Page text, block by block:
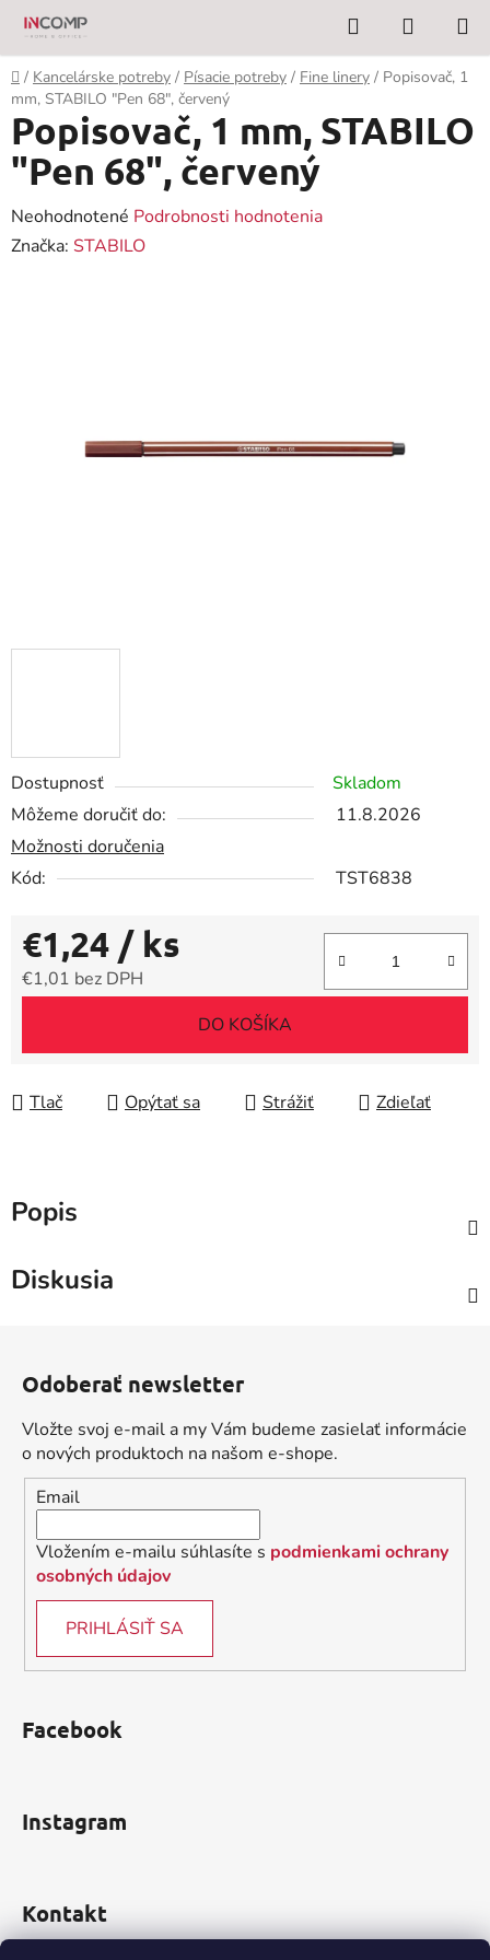
Prejsť
obsah
Hľadať
KOŠÍK
Domov
/ Kancelárske potreby / Písacie potreby / Fine linery / Popisovač, 1
mm, STABILO "Pen 68", červený
Dostupnosť
Skladom
Môžeme doručiť do:
11.8.2026
Možnosti doručenia
Kód:
TST6838
€1,24 / ks
€1,01 bez DPH
DO KOŠÍKA
Tlač Opýtať sa Strážiť Zdieľať
Popisovač, 1 mm, STABILO
"Pen 68", červený
Priemerné
hodnotenie
Neohodnotené Podrobnosti hodnotenia
Značka: STABILO
Popis
Diskusia
Odoberať newsletter
Vložte svoj e-mail a my Vám budeme zasielať informácie
o nových produktoch na našom e-shope.
Email
Vložením e-mailu súhlasíte s podmienkami ochrany
osobných údajov
PRIHLÁSIŤ SA
Facebook
Instagram
Kontakt